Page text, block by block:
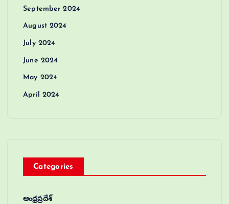
September 2024
August 2024
July 2024
June 2024
May 2024
April 2024
Categories
ఆంధ్రప్రదేశ్